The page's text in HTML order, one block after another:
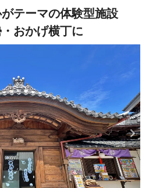
がテーマの体験型施設
・おかげ横丁に